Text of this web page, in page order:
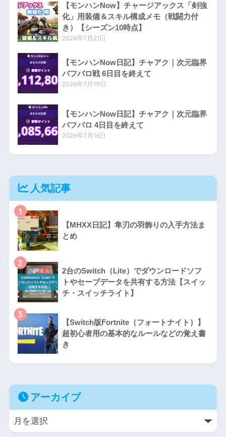
【モンハンNow】チャージアックス「剣強
化」用装備＆スキル構成メモ（戦闘力付
き）【シーズン10時点】
2026年7月21日
【モンハンNow日記】チャアク｜次元臨界
バフバロ戦 6日目を終えて
2026年7月19日
【モンハンNow日記】チャアク｜次元臨界
バフバロ 4日目を終えて
2026年7月16日
人気記事
1
【MHXX日記】隼刃の羽飾りの入手方法ま
とめ
2
2台のSwitch（Lite）でダウンロードソフ
トやセーブデータを共有する方法【スイッ
チ・スイッチライト】
3
【Switch版Fortnite（フォートナイト）】
超初心者用の基本的なルールなどの覚え書
き
アーカイブ